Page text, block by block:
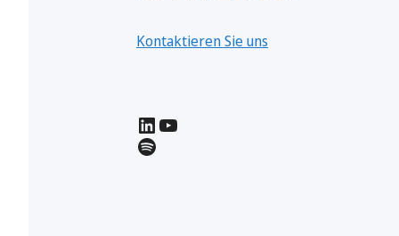
Kontaktieren Sie uns
LinkedIn
YouTube
Spotify